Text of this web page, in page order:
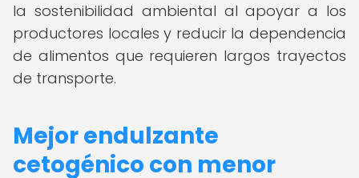
la sostenibilidad ambiental al apoyar a los
productores locales y reducir la dependencia
de alimentos que requieren largos trayectos
de transporte.
Mejor endulzante
cetogénico con menor